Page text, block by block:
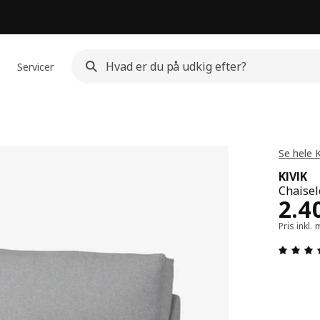
Servicer
Se hele
KIVIK
Pris inkl.